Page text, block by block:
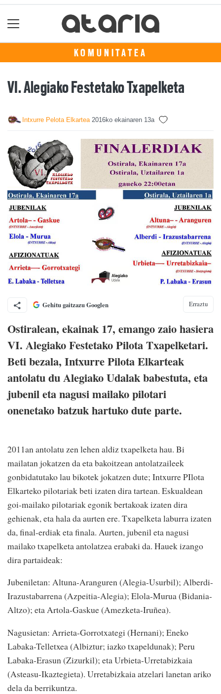
KOMUNITATEA
VI. Alegiako Festetako Txapelketa
Intxurre Pelota Elkartea 2016ko ekainaren 13a
Gehitu gaitzazu Googlen Erraztu
Ostiralean, ekainak 17, emango zaio hasiera
VI. Alegiako Festetako Pilota Txapelketari.
Beti bezala, Intxurre Pilota Elkarteak
antolatu du Alegiako Udalak babestuta, eta
jubenil eta nagusi mailako pilotari
onenetako batzuk hartuko dute parte.
2011an antolatu zen lehen aldiz txapelketa hau. Bi
mailatan jokatzen da eta bakoitzean antolatzaileek
gonbidatutako lau bikotek jokatzen dute; Intxurre PIlota
Elkarteko pilotariak beti izaten dira tartean. Eskualdean
goi-mailako pilotariak egonik bertakoak izaten dira
gehienak, eta hala da aurten ere. Txapelketa laburra izaten
da, final-erdiak eta finala. Aurten, jubenil eta nagusi
mailako txapelketa antolatzea erabaki da. Hauek izango
dira partaideak:
Jubeniletan: Altuna-Aranguren (Alegia-Usurbil); Alberdi-
Irazustabarrena (Azpeitia-Alegia); Elola-Murua (Bidania-
Altzo); eta Artola-Gaskue (Amezketa-Iruñea).
Nagusietan: Arrieta-Gorrotxategi (Hernani); Eneko
Labaka-Telletxea (Albiztur; iazko txapeldunak); Peru
Labaka-Erasun (Zizurkil); eta Urbieta-Urretabizkaia
(Asteasu-Ikaztegieta). Urretabizkaia atzelari lanetan ariko
dela da berrikuntza.